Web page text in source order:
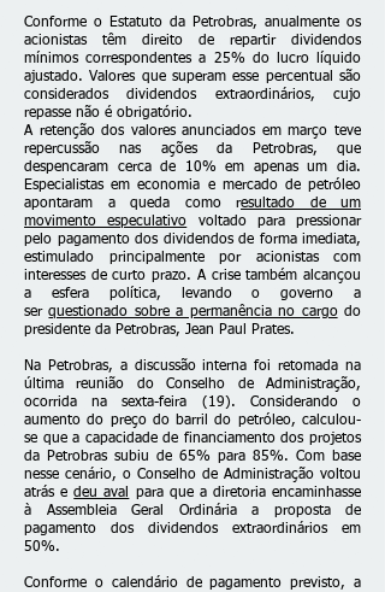
Conforme o Estatuto da Petrobras, anualmente os
acionistas têm direito de repartir dividendos
mínimos correspondentes a 25% do lucro líquido
ajustado. Valores que superam esse percentual são
considerados dividendos extraordinários, cujo
repasse não é obrigatório.
A retenção dos valores anunciados em março teve
repercussão nas ações da Petrobras, que
despencaram cerca de 10% em apenas um dia.
Especialistas em economia e mercado de petróleo
apontaram a queda como resultado de um
movimento especulativo voltado para pressionar
pelo pagamento dos dividendos de forma imediata,
estimulado principalmente por acionistas com
interesses de curto prazo. A crise também alcançou
a esfera política, levando o governo a
serquestionado sobre a permanência no cargodo
presidente da Petrobras, Jean Paul Prates.
Na Petrobras, a discussão interna foi retomada na
última reunião do Conselho de Administração,
ocorrida na sexta-feira (19). Considerando o
aumento do preço do barril do petróleo, calculou-
se que a capacidade de financiamento dos projetos
da Petrobras subiu de 65% para 85%. Com base
nesse cenário, o Conselho de Administração voltou
atrás edeu aval
para que a diretoria encaminhasse
à Assembleia Geral Ordinária a proposta de
pagamento dos dividendos extraordinários em
50%.
Conforme o calendário de pagamento previsto, a